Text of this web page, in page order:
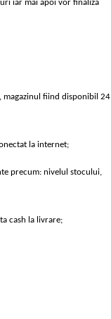
presa
iar mai apoi vor finaliza
magazinul fiind disponibil 24
la internet;
precum: nivelul stocului,
cash la livrare;